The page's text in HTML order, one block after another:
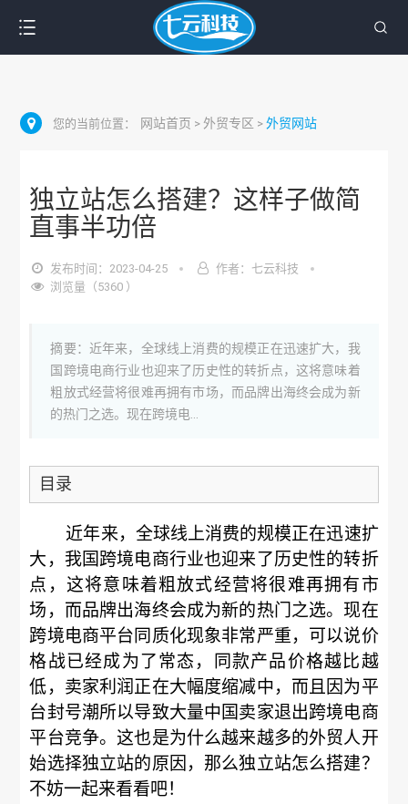
您的当前位置： 网站首页 > 外贸专区 >外贸网站
独立站怎么搭建？这样子做简
直事半功倍
发布时间：2023-04-25
作者：七云科技
浏览量（5360 ）
摘要：近年来，全球线上消费的规模正在迅速扩大，我
国跨境电商行业也迎来了历史性的转折点，这将意味着
粗放式经营将很难再拥有市场，而品牌出海终会成为新
的热门之选。现在跨境电...
目录
近年来，全球线上消费的规模正在迅速扩
大，我国跨境电商行业也迎来了历史性的转折
点，这将意味着粗放式经营将很难再拥有市
场，而品牌出海终会成为新的热门之选。现在
跨境电商平台同质化现象非常严重，可以说价
格战已经成为了常态，同款产品价格越比越
低，卖家利润正在大幅度缩减中，而且因为平
台封号潮所以导致大量中国卖家退出跨境电商
平台竞争。这也是为什么越来越多的外贸人开
始选择独立站的原因，那么独立站怎么搭建？
不妨一起来看看吧！